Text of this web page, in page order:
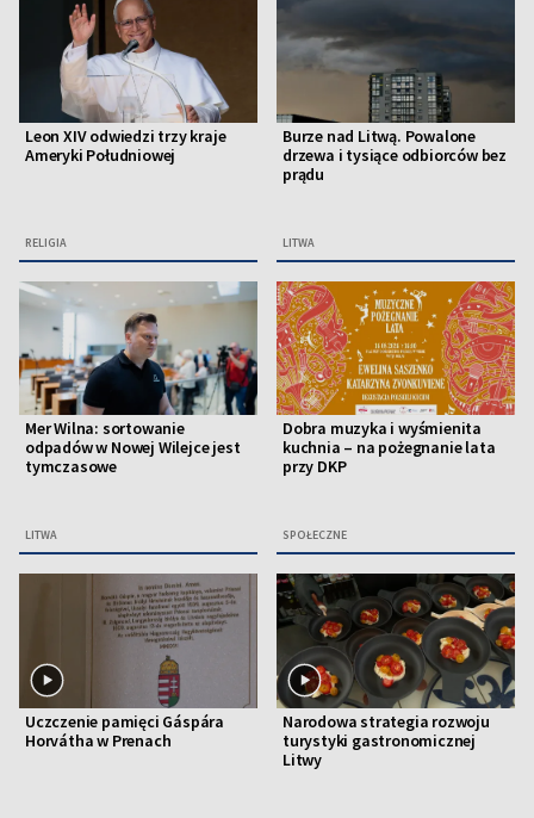
Leon XIV odwiedzi trzy kraje
Ameryki Południowej
RELIGIA
Burze nad Litwą. Powalone
drzewa i tysiące odbiorców bez
prądu
LITWA
Mer Wilna: sortowanie
odpadów w Nowej Wilejce jest
tymczasowe
LITWA
Dobra muzyka i wyśmienita
kuchnia – na pożegnanie lata
przy DKP
SPOŁECZNE
Uczczenie pamięci Gáspára
Horvátha w Prenach
Narodowa strategia rozwoju
turystyki gastronomicznej
Litwy